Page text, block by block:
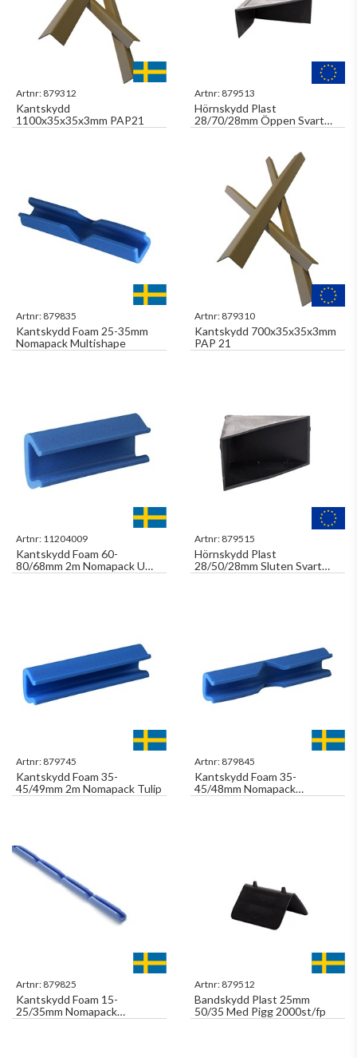
Artnr: 879312
Kantskydd
1100x35x35x3mm PAP21
Artnr: 879513
Hörnskydd Plast
28/70/28mm Öppen Svart
1000st/fp
Artnr: 879835
Kantskydd Foam 25-35mm
Nomapack Multishape
Artnr: 879310
Kantskydd 700x35x35x3mm
PAP 21
Artnr: 11204009
Kantskydd Foam 60-
80/68mm 2m Nomapack U
Tulip 80m/fp
Artnr: 879515
Hörnskydd Plast
28/50/28mm Sluten Svart
1000st/fp
Artnr: 879745
Kantskydd Foam 35-
45/49mm 2m Nomapack Tulip
Artnr: 879845
Kantskydd Foam 35-
45/48mm Nomapack
Multishape
Artnr: 879825
Kantskydd Foam 15-
25/35mm Nomapack
Multishape
Artnr: 879512
Bandskydd Plast 25mm
50/35 Med Pigg 2000st/fp